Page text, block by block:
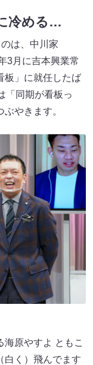
冷める…
は、中川家
3月に吉本興業常
板」に就任したば
「同期が看板っ
やきます。
海原やすよ ともこ
白く）飛んでます